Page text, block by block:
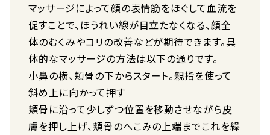
マッサージによって顔の表情筋をほぐして血流を
促すことで、ほうれい線が目立たなくなる、顔全
体のむくみやコリの改善などが期待できます。具
体的なマッサージの方法は以下の通りです。
小鼻の横、頬骨の下からスタート。親指を使って
斜め上に向かって押す
頬骨に沿って少しずつ位置を移動させながら皮
膚を押し上げ、頬骨のへこみの上端までこれを繰